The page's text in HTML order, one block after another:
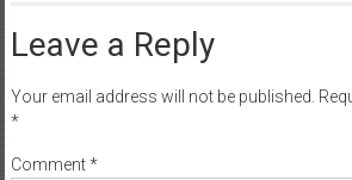
Leave a Reply
Your email address will not be published.
*
Comment*